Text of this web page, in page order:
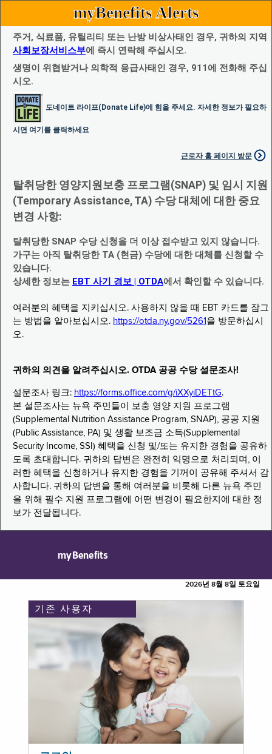
myBenefits Alerts
주거, 식료품, 유틸리티 또는 난방 비상사태인 경우, 귀하의 지역
사회보장서비스부에 즉시 연락해 주십시오.
생명이 위협받거나 의학적 응급사태인 경우, 911에 전화해 주십
시오.
도네이트 라이프(Donate Life)에 힘을 주세요. 자세한 정보가 필요하
시면 여기를 클릭하세요
근로자 홈 페이지 방문
탈취당한 영양지원보충 프로그램(SNAP) 및 임시 지원
(Temporary Assistance, TA) 수당 대체에 대한 중요
변경 사항:
탈취당한 SNAP 수당 신청을 더 이상 접수받고 있지 않습니다.
가구는 아직 탈취당한 TA (현금) 수당에 대한 대체를 신청할 수
있습니다.
상세한 정보는 EBT 사기 경보 | OTDA에서 확인할 수 있습니다.
여러분의 혜택을 지키십시오. 사용하지 않을 때 EBT 카드를 잠그
는 방법을 알아보십시오. https://otda.ny.gov/5261 을 방문하십시
오.
귀하의 의견을 알려주십시오. OTDA 공공 수당 설문조사!
설문조사 링크: https://forms.office.com/g/iXXyiDETtG.
본 설문조사는 뉴욕 주민들이 보충 영양 지원 프로그램
(Supplemental Nutrition Assistance Program, SNAP), 공공 지원
(Public Assistance, PA) 및 생활 보조금 소득(Supplemental
Security Income, SSI) 혜택을 신청 및/또는 유지한 경험을 공유하
도록 초대합니다. 귀하의 답변은 완전히 익명으로 처리되며, 이
러한 혜택을 신청하거나 유지한 경험을 기꺼이 공유해 주셔서 감
사합니다. 귀하의 답변을 통해 여러분을 비롯해 다른 뉴욕 주민
을 위해 필수 지원 프로그램에 어떤 변경이 필요한지에 대한 정
보가 전달됩니다.
myBenefits
2026년 8월 8일 토요일
기존 사용자